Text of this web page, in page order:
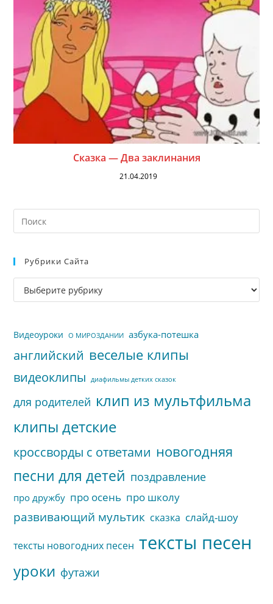
Сказка — Два заклинания
21.04.2019
Рубрики Сайта
Рубрики
сайта
Видеоуроки О МИРОЗДАНИИ азбука-потешка
английский веселые клипы
видеоклипы диафильмы детких сказок
для родителей клип из мультфильма
клипы детские
кроссворды с ответами новогодняя
песни для детей поздравление
про дружбу про осень про школу
развивающий мультик сказка слайд-шоу
тексты новогодних песен тексты песен
уроки футажи